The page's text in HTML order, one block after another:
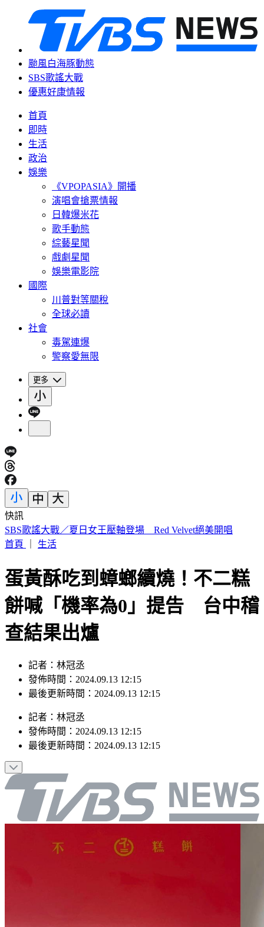
颱風白海豚動態
SBS歌謠大戰
優惠好康情報
首頁
即時
生活
政治
娛樂
《VPOPASIA》開播
演唱會搶票情報
日韓爆米花
歌手動態
綜藝星聞
戲劇星聞
娛樂電影院
國際
川普對等關稅
全球必讀
社會
毒駕連爆
警察愛無限
更多
快訊
網傳台中「送肉粽到彰化芳苑殯儀館」化煞 鄉公所駁斥
首頁
生活
蛋黃酥吃到蟑螂續燒！不二糕
餅喊「機率為0」提告 台中稽
查結果出爐
記者：林冠丞
發佈時間：2024.09.13 12:15
最後更新時間：2024.09.13 12:15
記者 ： 林冠丞
發佈時間： 2024.09.13 12:15
最後更新時間： 2024.09.13 12:15